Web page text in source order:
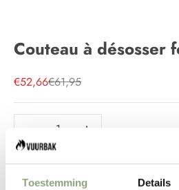
Toestemming Details
Couteau à désosser
Prix de vente
€52,66Prix normal
€61,95
Diminuer la quantitéDiminuer la quantité